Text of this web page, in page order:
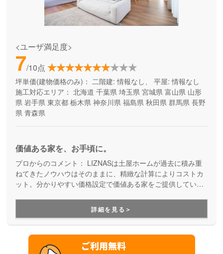
<ユーザ満足度>
7/10点
坪単価(建物価格のみ)： 二階建: 情報なし、 平屋: 情報なし
施工対応エリア： 北海道 千葉県 埼玉県 宮城県 富山県 山形
県 岩手県 東京都 栃木県 神奈川県 福島県 秋田県 群馬県 長野
県 青森県
価値ある家を、お手頃に。
プロからのコメント： LIZNASは土屋ホームが過去に積み重
ねてきたノウハウはそのままに、精緻な計算によりコストカ
ット。分かりやすい価格設定で価値ある家をご提供していま
はぴったりの建築会社です。詳細を見る＞